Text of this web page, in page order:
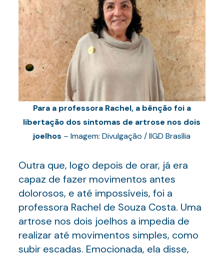
Para a professora Rachel, a bênção foi a
libertação dos sintomas de artrose nos dois
joelhos – Imagem: Divulgação / IIGD Brasília
Outra que, logo depois de orar, já era
capaz de fazer movimentos antes
dolorosos, e até impossíveis, foi a
professora Rachel de Souza Costa. Uma
artrose nos dois joelhos a impedia de
realizar até movimentos simples, como
subir escadas. Emocionada, ela disse,